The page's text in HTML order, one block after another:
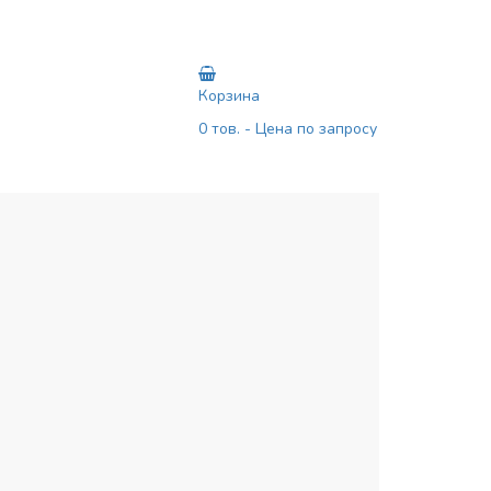
Корзина
0 тов. - Цена по запросу